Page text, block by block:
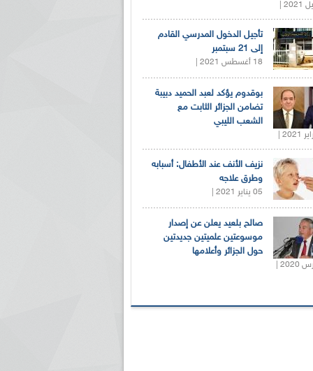
تأجيل الدخول المدرسي القادم
إلى 21 سبتمبر
18 أغسطس 2021 |
بوقدوم يؤكد لعبد الحميد دبيبة
تضامن الجزائر الثابت مع
الشعب الليبي
نزيف الأنف عند الأطفال: أسبابه
وطرق علاجه
05 يناير 2021 |
صالح بلعيد يعلن عن إصدار
موسوعتين علميتين جديدتين
حول الجزائر وأعلامها